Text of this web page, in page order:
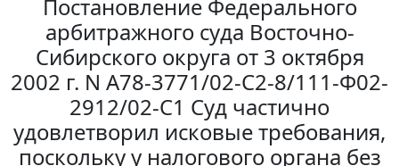
Постановление Федерального
арбитражного суда Восточно-
Сибирского округа от 3 октября
2002 г. N А78-3771/02-С2-8/111-Ф02-
2912/02-С1 Суд частично
удовлетворил исковые требования,
поскольку у налогового органа без